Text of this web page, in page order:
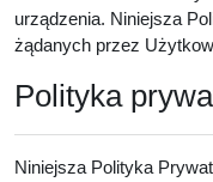
urządzenia. Niniejsza
żądanych przez
Polityka
Niniejsza Polityka